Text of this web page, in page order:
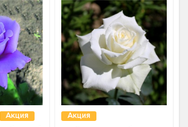
Акция Акция